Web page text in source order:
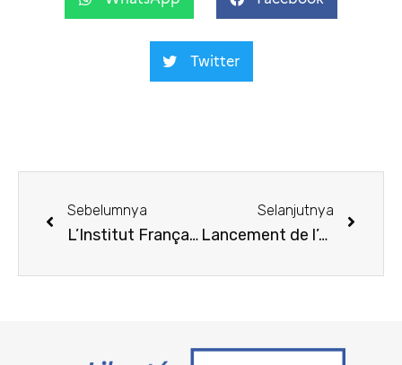
Twitter
Sebelumnya
L’Institut Français d’Indonésie s’associe à la 8ème édition du Festival MegaCities-ShortDocs et invite les habitants des mégapoles indonésiennes à prendre leur caméra pour partager leur réalité !
Selanjutnya
Lancement de l’appel à projets BOPTN-SAME-PHC Nusantara 2023